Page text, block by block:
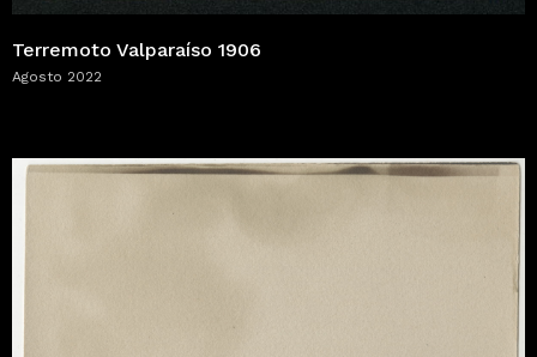
Terremoto Valparaíso 1906
Agosto 2022